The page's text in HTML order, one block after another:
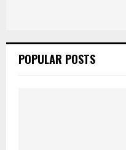
POPULAR POSTS